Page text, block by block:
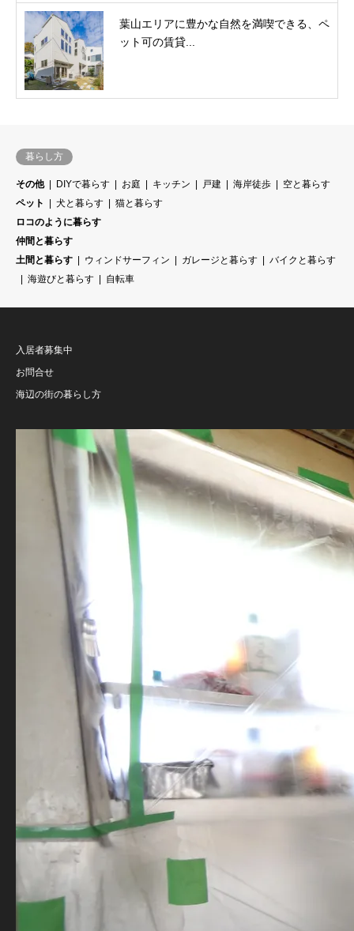
葉山エリアに豊かな自然を満喫できる、ペ
ット可の賃貸...
暮らし方
その他 DIYで暮らす お庭 キッチン 戸建 海岸徒歩
空と暮らす
ペット
犬と暮らす
猫と暮らす
ロコのように暮らす
仲間と暮らす
土間と暮らす
ウィンドサーフィン ガレージと暮らす
バイクと暮らす
海遊びと暮らす
自転車
入居者募集中
お問合せ
海辺の街の暮らし方